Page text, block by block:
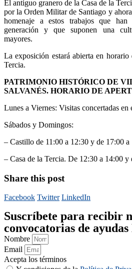
El antiguo granero de la Casa de la
por la Orden Militar de Santiago y
homenaje a estos trabajos que han
generación y que suponen una
mayores.
La exposición estará abierta en
Tercia.
PATRIMONIO HISTÓRICO DE
SALVANÉS. HORARIO DE
Lunes a Viernes: Visitas concertadas en
Sábados y Domingos:
– Castillo de 11:00 a 12:30 y de 17:00 a
– Casa de la Tercia. De 12:30 a 14:00 y
Share this post
Facebook Twitter LinkedIn
Suscríbete para recibir
convocatorias de
Nombre
Email
Acepta los términos